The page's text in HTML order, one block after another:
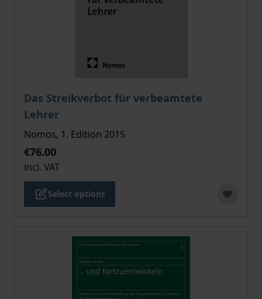
Das Streikverbot für verbeamtete
Lehrer
The price depends on the options chosen on the
Nomos, 1. Edition 2015
€76.00
incl. VAT
Select options